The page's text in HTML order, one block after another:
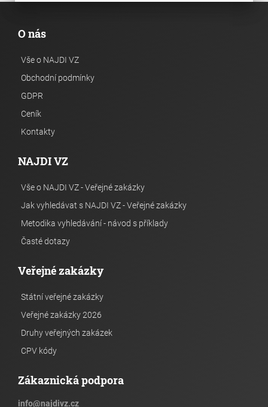
O nás
Vše o NAJDI VZ
Obchodní podmínky
GDPR
Ceník
Kontakty
NAJDI VZ
Vše o NAJDI VZ - Veřejné zakázky
Jak vyhledávat s NAJDI VZ - Veřejné zakázky
Metodika vyhledávání - návod s příklady
Časté dotazy
Veřejné zakázky
Státní veřejné zakázky
Veřejné zakázky 2026
Druhy veřejných zakázek
CPV kódy
Zákaznická podpora
info@najdivz.cz